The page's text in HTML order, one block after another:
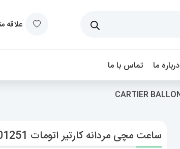
علاقه
درباره ما تماس با ما
ساعت مچی مردانه کارتیر اتومات 01251 CARTIER BALLON BLEU